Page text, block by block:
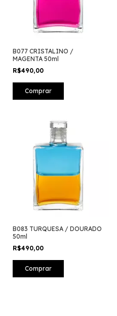
B077 CRISTALINO /
MAGENTA 50ml
R$490,00
B083 TURQUESA / DOURADO
50ml
R$490,00